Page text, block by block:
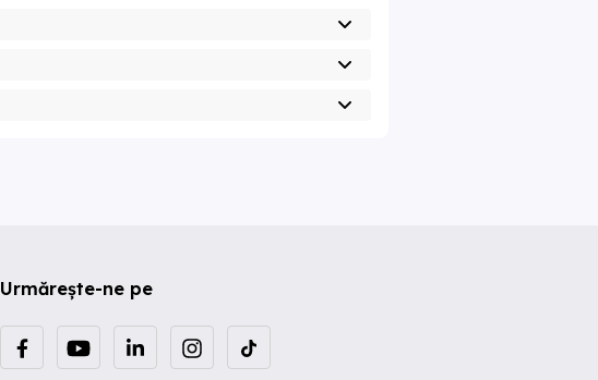
Urmărește-ne pe